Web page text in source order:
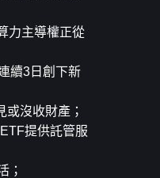
力主導權正從
續3日創下新
沒收財產；
提供託管服
；